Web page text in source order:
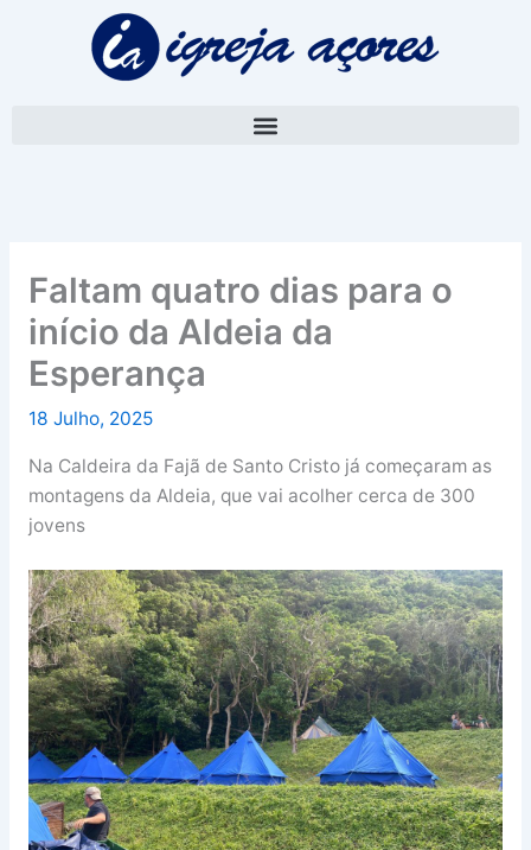
Faltam quatro dias para o
início da Aldeia da
Esperança
18 Julho, 2025
Na Caldeira da Fajã de Santo Cristo já começaram as
montagens da Aldeia, que vai acolher cerca de 300
jovens